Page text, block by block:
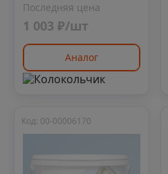
Последняя цена
1 003 ₽/шт
Аналог
Код: 00-00006170